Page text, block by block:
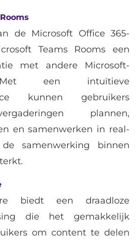
de Microsoft Office 365-
Teams Rooms een
met andere Microsoft-
Met een intuïtieve
kunnen gebruikers
plannen,
en samenwerken in real-
samenwerking binnen
biedt een draadloze
die het gemakkelijk
om content te delen